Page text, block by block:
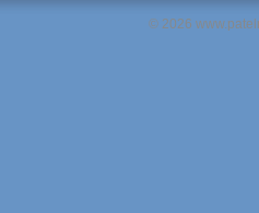
© 2026